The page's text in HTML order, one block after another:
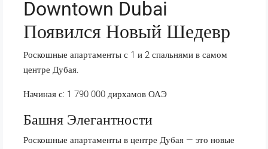
Downtown Dubai
Появился Новый Шедевр
Роскошные апартаменты с 1 и 2 спальнями в самом
центре Дубая.
Начиная с: 1 790 000 дирхамов ОАЭ
Башня Элегантности
Роскошные апартаменты в центре Дубая — это новые